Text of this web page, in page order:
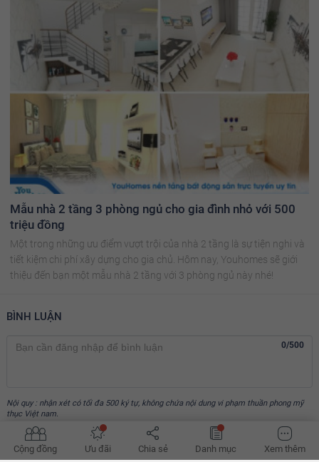
Mẫu nhà 2 tầng 3 phòng ngủ cho gia đình nhỏ với 500
triệu đồng
Một trong những ưu điểm vượt trội của nhà 2 tầng là sự tiện nghi và
tiết kiệm chi phí xây dựng cho gia chủ. Hôm nay, Youhomes sẽ giới
thiệu đến bạn một mẫu nhà 2 tầng với 3 phòng ngủ này nhé!
BÌNH LUẬN
0/500
Nội quy : nhận xét có tối đa 500 ký tự, không chứa nội dung vi phạm thuần phong mỹ
thục Việt nam.
Gửi bình luận
Cộng đồng Ưu đãi Chia sẻ Danh mục Xem thêm